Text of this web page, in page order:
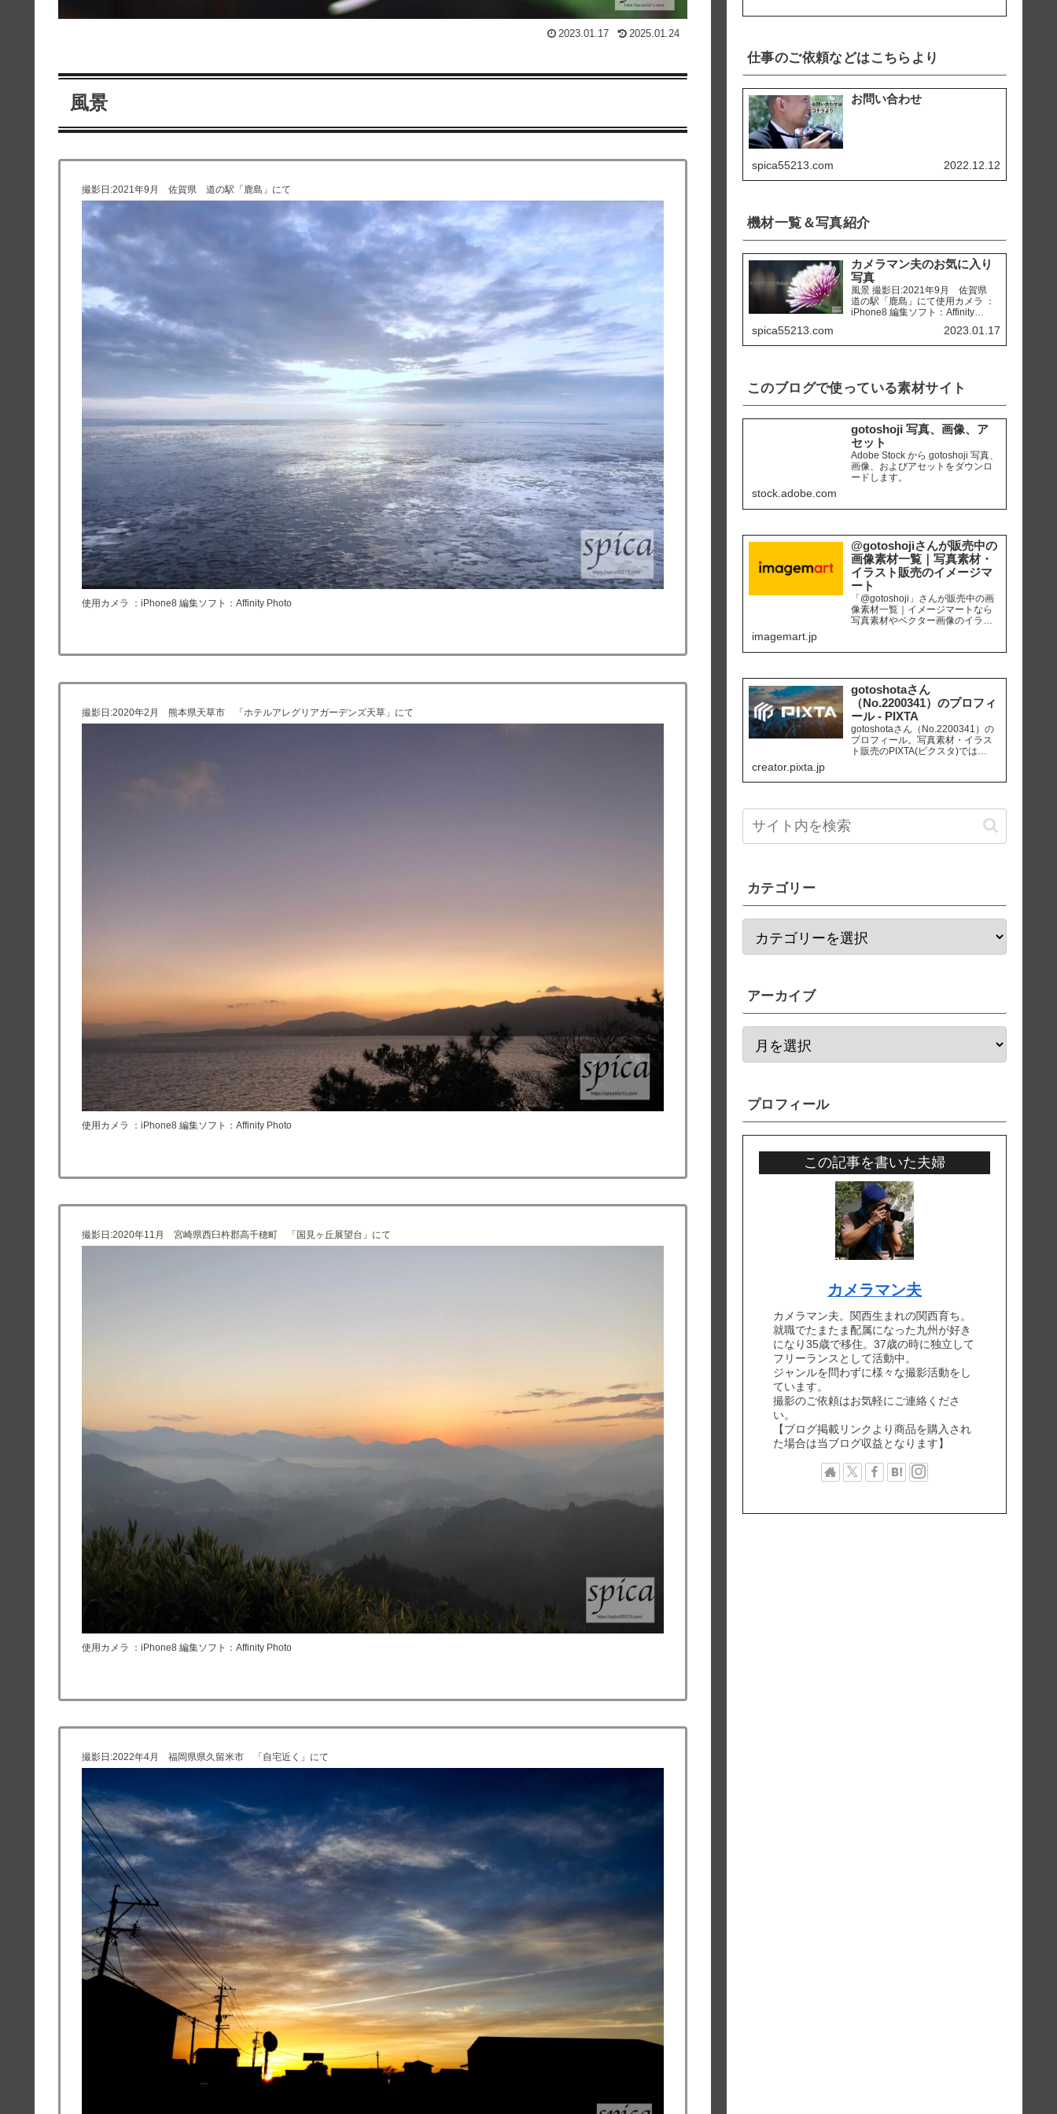
2023.01.17 2025.01.24
風景
撮影日:2021年9月 佐賀県 道の駅「鹿島」にて
使用カメラ ：iPhone8 編集ソフト：Affinity Photo
撮影日:2020年2月 熊本県天草市 「ホテルアレグリアガーデンズ天草」にて
使用カメラ ：iPhone8 編集ソフト：Affinity Photo
撮影日:2020年11月 宮崎県西臼杵郡高千穂町 「国見ヶ丘展望台」にて
使用カメラ ：iPhone8 編集ソフト：Affinity Photo
撮影日:2022年4月 福岡県県久留米市 「自宅近く」にて
仕事のご依頼などはこちらより
お問い合わせ
spica55213.com 2022.12.12
機材一覧＆写真紹介
カメラマン夫のお気に入り
写真
風景 撮影日:2021年9月 佐賀県
道の駅「鹿島」にて使用カメラ ：
iPhone8 編集ソフト：Affinity
天草市 「ホテルアレグリアガー
デンズ天草」にて使用カメラ ：
spica55213.com 2023.01.17
このブログで使っている素材サイト
gotoshoji 写真、画像、ア
セット
Adobe Stock から gotoshoji 写真、
画像、およびアセットをダウンロ
ードします。
stock.adobe.com
@gotoshojiさんが販売中の
画像素材一覧｜写真素材・
イラスト販売のイメージマ
ート
「@gotoshoji」さんが販売中の画
像素材一覧｜イメージマートなら
写真素材やベクター画像のイラス
購入可能です。個人、商用を問わ
イヤリティフリー画像を、広報、
販促、社内資料作り、サイト運営
等にご活用ください。
imagemart.jp
gotoshotaさん
（No.2200341）のプロフィ
ール - PIXTA
gotoshotaさん（No.2200341）の
プロフィール。写真素材・イラス
ト販売のPIXTA(ピクスタ)では
550円から購入可能です。毎週更新
creator.pixta.jp
カテゴリー
アーカイブ
プロフィール
この記事を書いた夫婦
カメラマン夫
カメラマン夫。関西生まれの関西育ち。
就職でたまたま配属になった九州が好き
になり35歳で移住。37歳の時に独立して
フリーランスとして活動中。
ジャンルを問わずに様々な撮影活動をし
ています。
撮影のご依頼はお気軽にご連絡くださ
い。
【ブログ掲載リンクより商品を購入され
た場合は当ブログ収益となります】